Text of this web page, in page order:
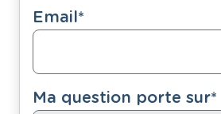
Email*
Ma question porte sur*